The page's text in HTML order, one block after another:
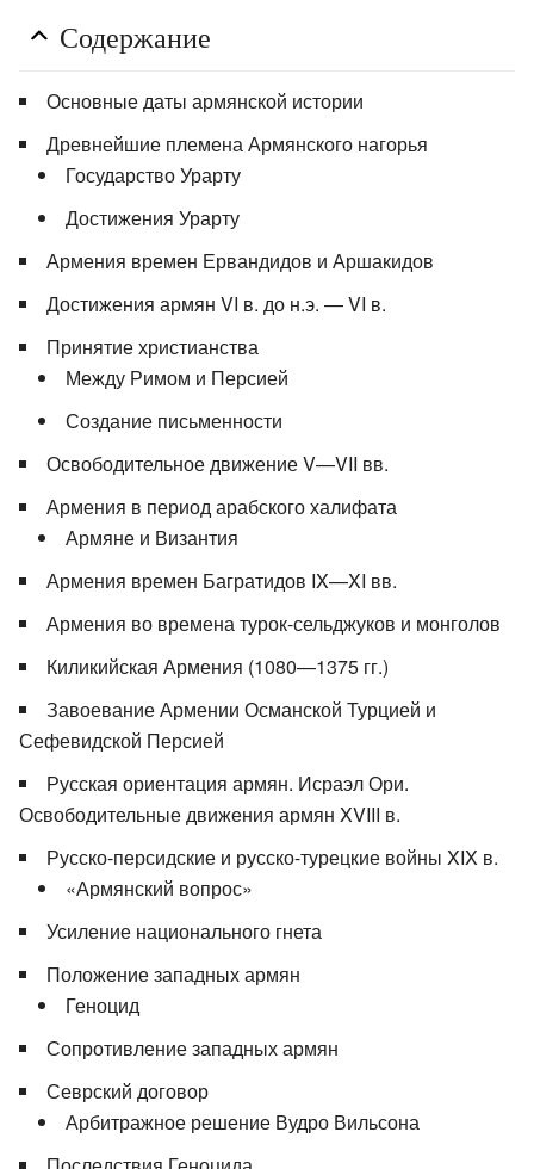
Содержание
Основные даты армянской истории
Древнейшие племена Армянского нагорья
Государство Урарту
Достижения Урарту
Армения времен Ервандидов и Аршакидов
Достижения армян VI в. до н.э. — VI в.
Принятие христианства
Между Римом и Персией
Создание письменности
Освободительное движение V—VII вв.
Армения в период арабского халифата
Армяне и Византия
Армения времен Багратидов IX—XI вв.
Армения во времена турок-сельджуков и монголов
Киликийская Армения (1080—1375 гг.)
Завоевание Армении Османской Турцией и
Сефевидской Персией
Русская ориентация армян. Исраэл Ори.
Освободительные движения армян XVIII в.
Русско-персидские и русско-турецкие войны XIX в.
«Армянский вопрос»
Усиление национального гнета
Положение западных армян
Геноцид
Сопротивление западных армян
Севрский договор
Арбитражное решение Вудро Вильсона